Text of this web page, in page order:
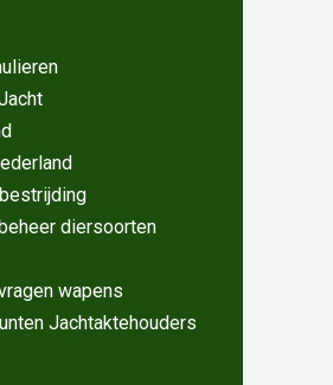
diersoorten
wapens
Jachtaktehouders